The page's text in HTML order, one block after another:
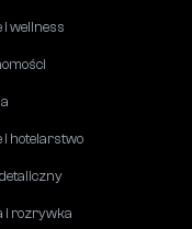
i wellness
i hotelarstwo
i rozrywka